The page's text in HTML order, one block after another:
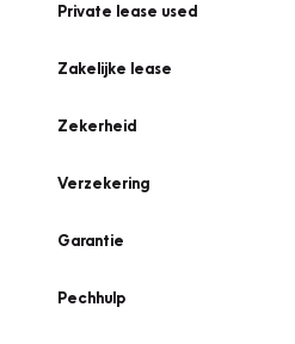
Private lease used
Zakelijke lease
Zekerheid
Verzekering
Garantie
Pechhulp